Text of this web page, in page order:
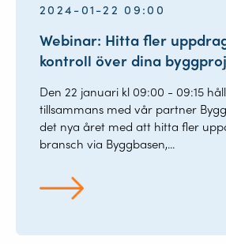
2024-01-22 09:00
Webinar: Hitta fler
kontroll över dina
Den 22 januari kl 09:00 - 09:15
tillsammans med vår partner
det nya året med att hitta fler
bransch via Byggbasen,...